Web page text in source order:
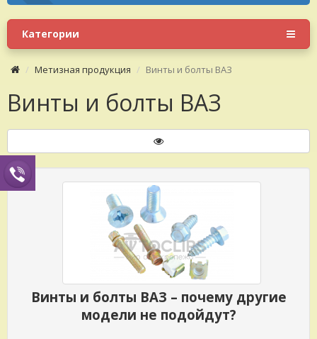
Категории
Метизная продукция Винты и болты ВАЗ
Винты и болты ВАЗ
Винты и болты ВАЗ – почему другие
модели не подойдут?